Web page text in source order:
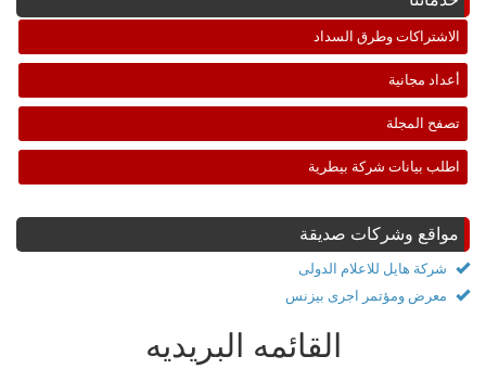
الاشتراكات وطرق السداد
أعداد مجانية
تصفح المجلة
اطلب بيانات شركة بيطرية
مواقع وشركات صديقة
شركة هايل للاعلام الدولى
معرض ومؤتمر اجرى بيزنس
القائمه البريديه